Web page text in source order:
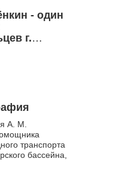
- один
г.
А. М.
транспорта
бассейна,